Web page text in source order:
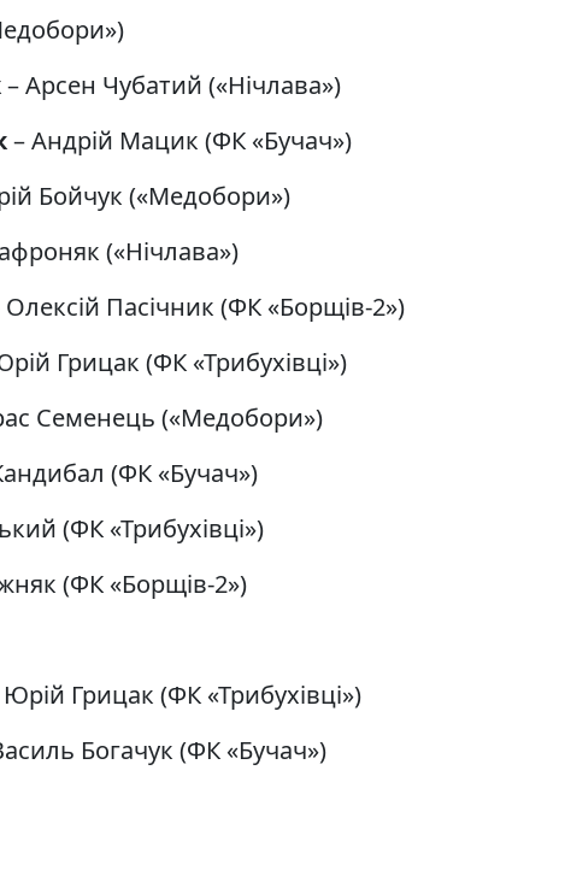
– Арсен Чубатий («Нічлава»)
– Андрій Мацик (ФК «Бучач»)
Бойчук («Медобори»)
(«Нічлава»)
Олексій Пасічник (ФК «Борщів-2»)
Грицак (ФК «Трибухівці»)
Семенець («Медобори»)
(ФК «Бучач»)
(ФК «Трибухівці»)
(ФК «Борщів-2»)
Грицак (ФК «Трибухівці»)
Богачук (ФК «Бучач»)